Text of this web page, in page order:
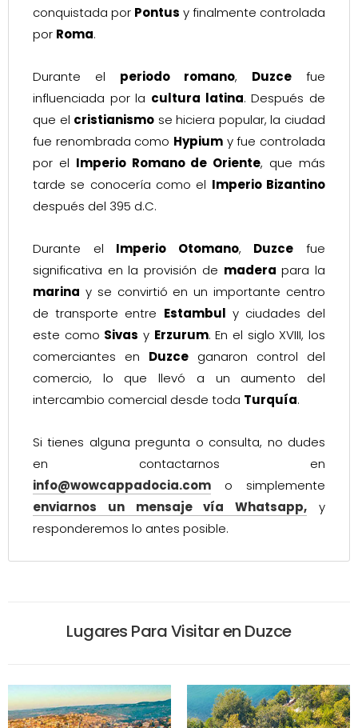
conquistada por Pontus y finalmente controlada
por Roma.
Durante el periodo romano, Duzce fue
influenciada por la cultura latina. Después de
que el cristianismo se hiciera popular, la ciudad
fue renombrada como Hypium y fue controlada
por el Imperio Romano de Oriente, que más
tarde se conocería como el Imperio Bizantino
después del 395 d.C.
Durante el Imperio Otomano, Duzce fue
significativa en la provisión de madera para la
marina y se convirtió en un importante centro
de transporte entre Estambul y ciudades del
este como Sivas y Erzurum. En el siglo XVIII, los
comerciantes en Duzce ganaron control del
comercio, lo que llevó a un aumento del
intercambio comercial desde toda Turquía.
Si tienes alguna pregunta o consulta, no dudes
en contactarnos en
info@wowcappadocia.com o simplemente
enviarnos un mensaje vía Whatsapp, y
responderemos lo antes posible.
Lugares Para Visitar en Duzce